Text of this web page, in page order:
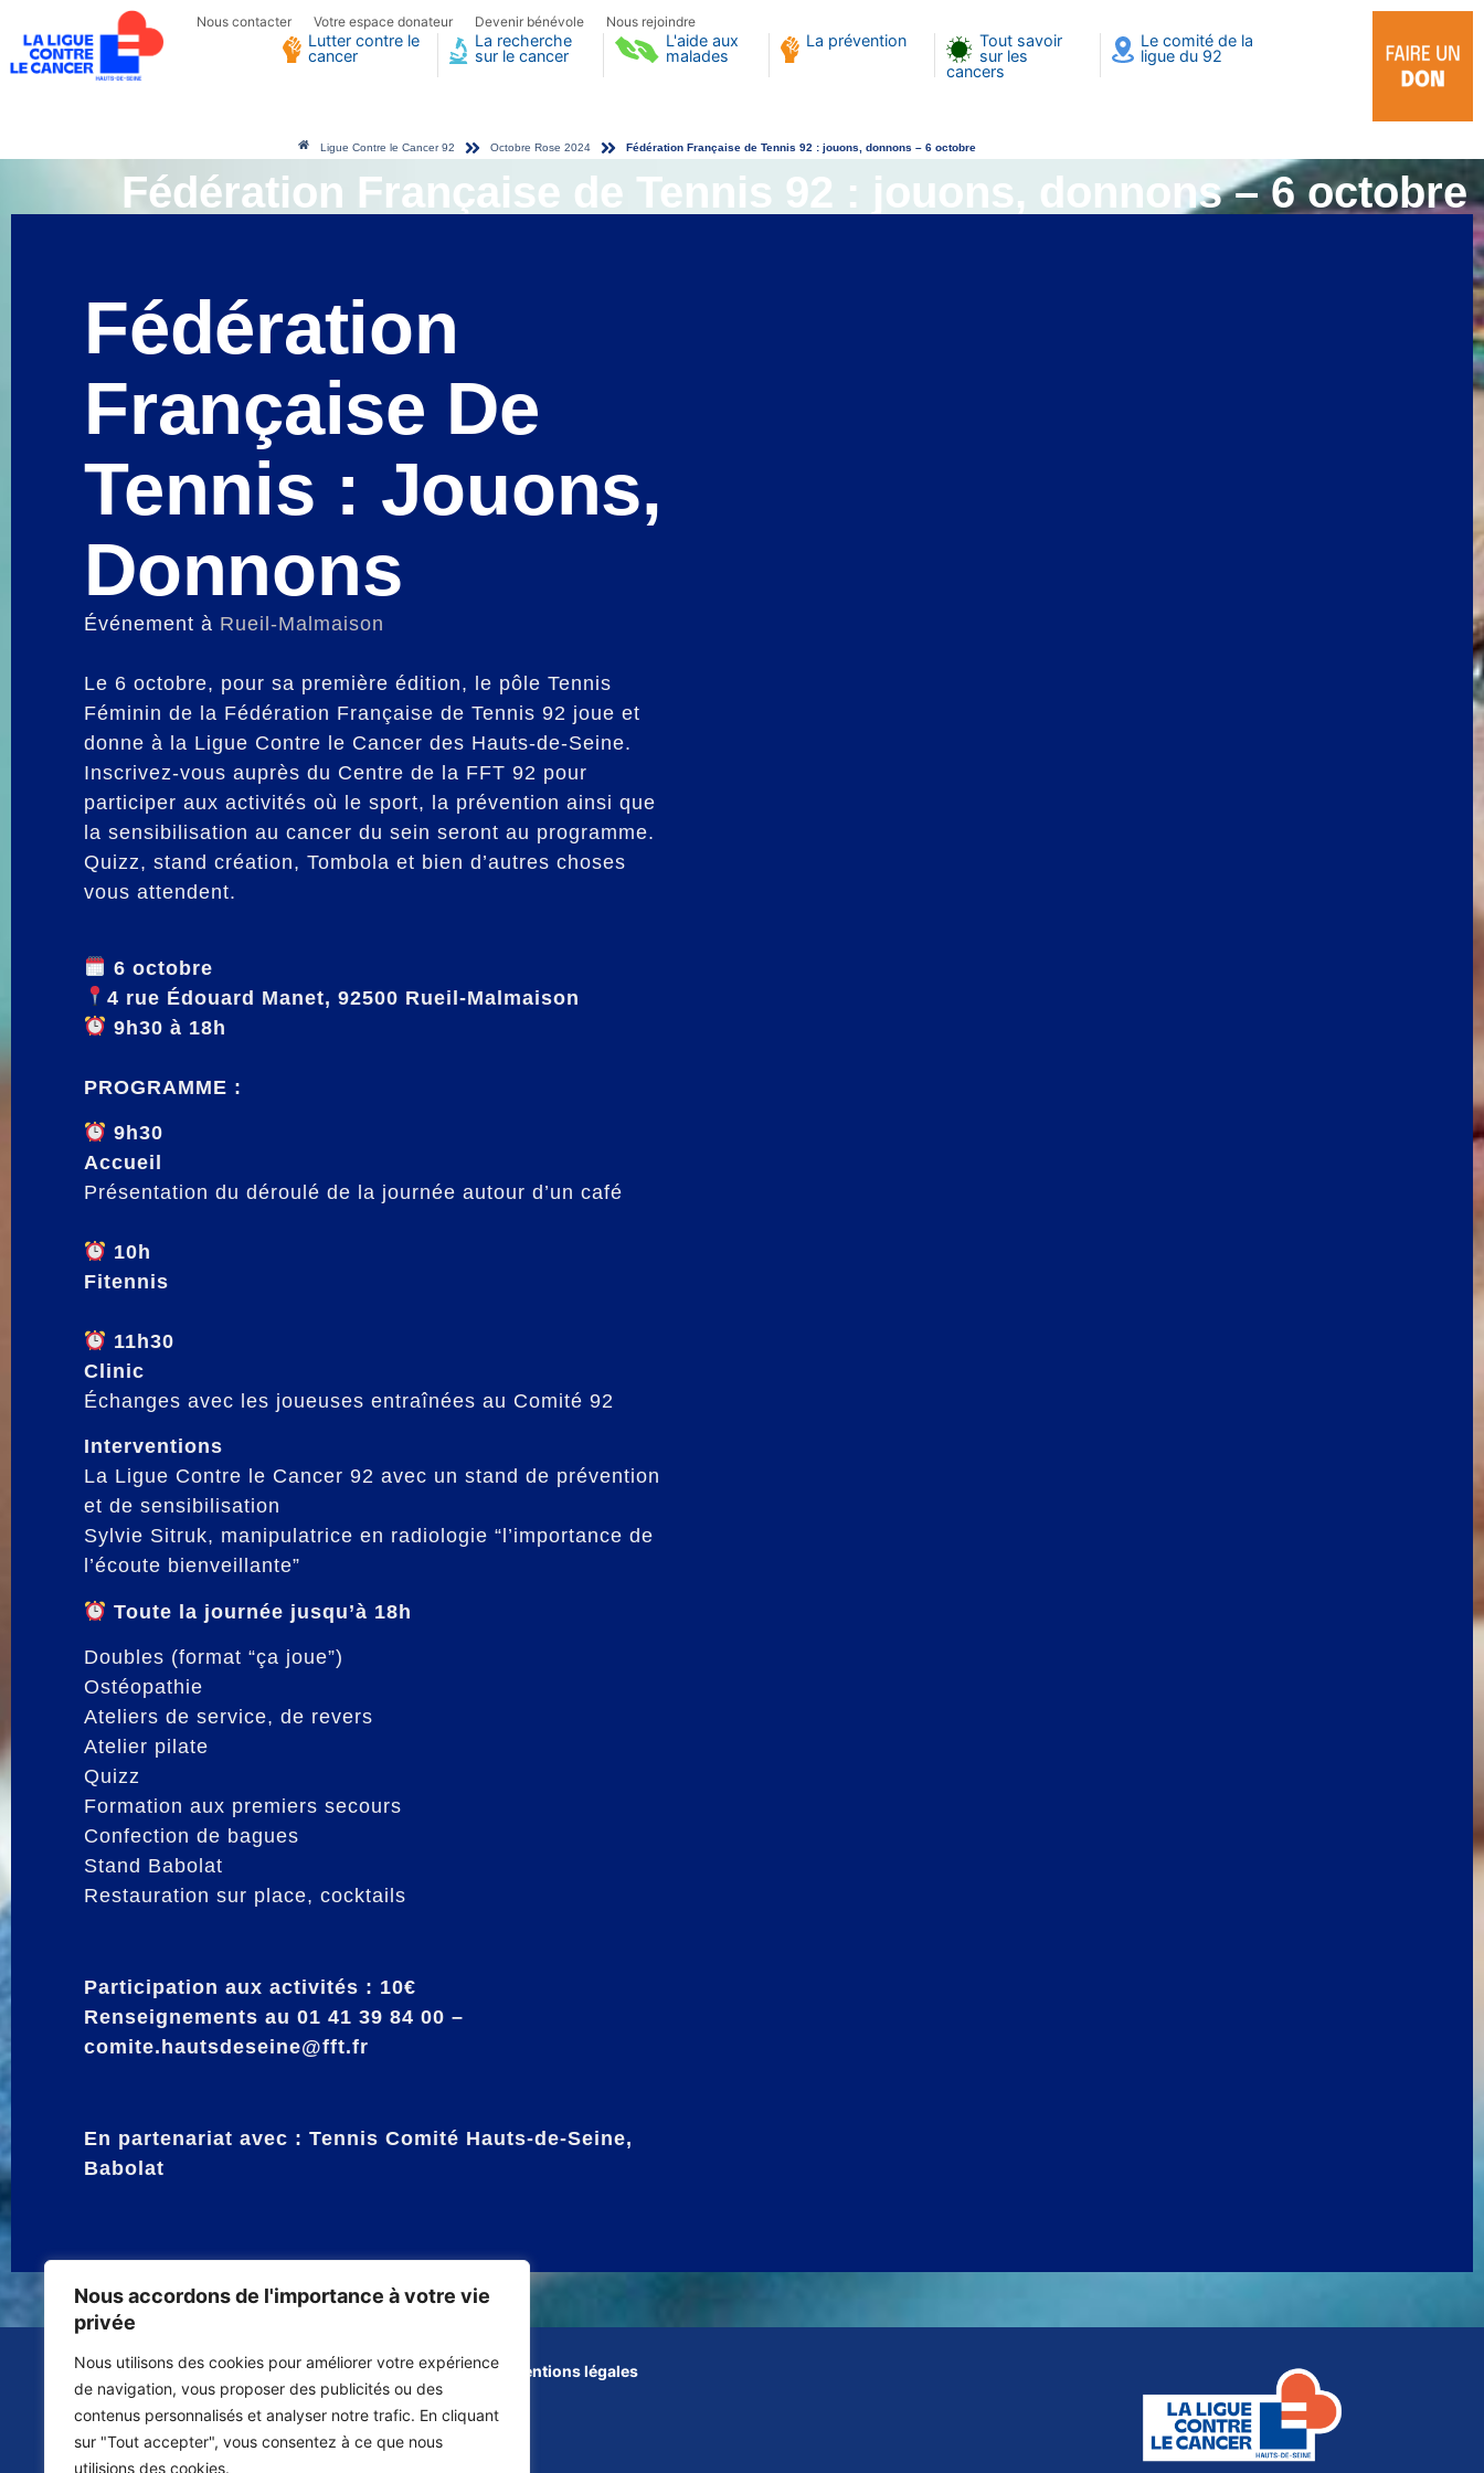
Nous accordons de l'importance à votre vie
privée
Nous utilisons des cookies pour améliorer votre expérience
de navigation, vous proposer des publicités ou des
contenus personnalisés et analyser notre trafic. En cliquant
sur "Tout accepter", vous consentez à ce que nous
utilisions des cookies.
Nous contacter Votre espace donateur Devenir bénévole Nous rejoindre
Lutter contre le
cancer
La recherche
sur le cancer
L'aide aux
malades
La prévention
Tout savoir
sur les
cancers
Le comité de la
ligue du 92
Ligue Contre le Cancer 92 Octobre Rose 2024 Fédération Française de Tennis 92 : jouons, donnons – 6 octobre
Fédération Française de Tennis 92 : jouons, donnons – 6 octobre
Fédération
Française De
Tennis : Jouons,
Donnons
Événement à Rueil-Malmaison
Le 6 octobre, pour sa première édition, le pôle Tennis
Féminin de la Fédération Française de Tennis 92 joue et
donne à la Ligue Contre le Cancer des Hauts-de-Seine.
Inscrivez-vous auprès du Centre de la FFT 92 pour
participer aux activités où le sport, la prévention ainsi que
la sensibilisation au cancer du sein seront au programme.
Quizz, stand création, Tombola et bien d’autres choses
vous attendent.
6 octobre
4 rue Édouard Manet, 92500 Rueil-Malmaison
9h30 à 18h
PROGRAMME :
9h30
Accueil
Présentation du déroulé de la journée autour d’un café
10h
Fitennis
11h30
Clinic
Échanges avec les joueuses entraînées au Comité 92
Interventions
La Ligue Contre le Cancer 92 avec un stand de prévention
et de sensibilisation
Sylvie Sitruk, manipulatrice en radiologie “l’importance de
l’écoute bienveillante”
Toute la journée jusqu’à 18h
Doubles (format “ça joue”)
Ostéopathie
Ateliers de service, de revers
Atelier pilate
Quizz
Formation aux premiers secours
Confection de bagues
Stand Babolat
Restauration sur place, cocktails
Participation aux activités : 10€
Renseignements au 01 41 39 84 00 –
comite.hautsdeseine@fft.fr
En partenariat avec : Tennis Comité Hauts-de-Seine,
Babolat
Contacter la ligue 92 Votre espace donateur Mentions légales